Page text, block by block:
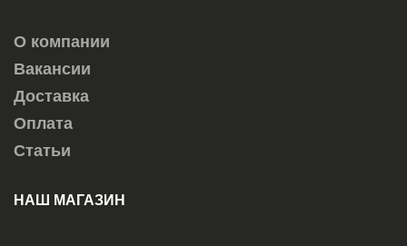
О компании
Вакансии
Доставка
Оплата
Статьи
НАШ МАГАЗИН